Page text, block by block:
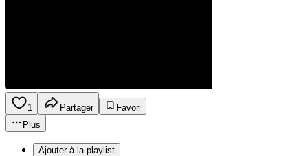
1 Partager
Favori
Plus
Ajouter à la playlist